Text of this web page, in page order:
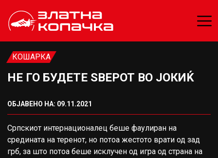
КОШАРКА
НЕ ГО БУДЕТЕ ЅВЕРОТ ВО ЈОКИЌ
ОБЈАВЕНО НА: 09.11.2021
Српскиот интернационалец беше фаулиран на
средината на теренот, но потоа жестото врати од зад
грб, за што потоа беше исклучен од игра од страна на